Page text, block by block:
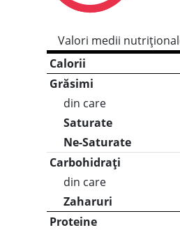
Valori medii
Calorii
Grăsimi
din care
Saturate
Ne-Saturate
Carbohidrați
din care
Zaharuri
Proteine